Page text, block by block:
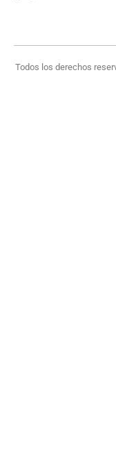
Todos los derechos